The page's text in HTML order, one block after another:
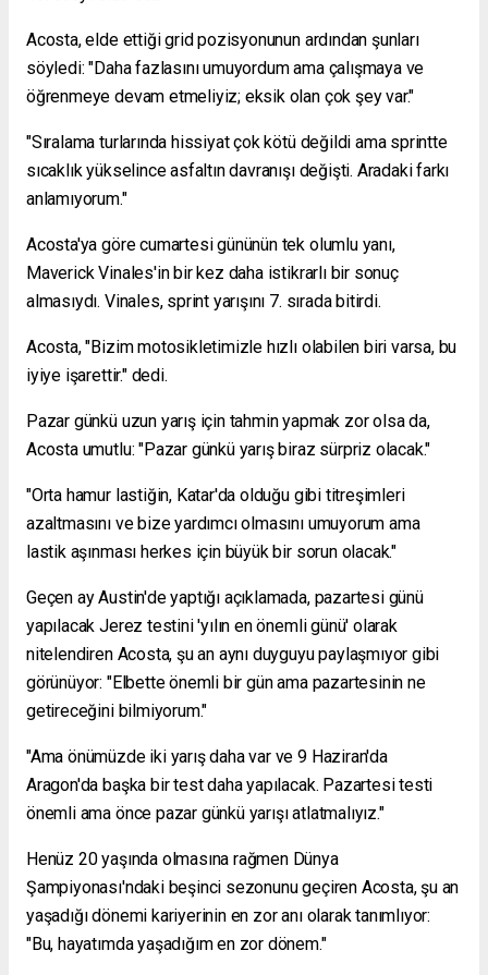
Acosta, elde ettiği grid pozisyonunun ardından şunları
söyledi: "Daha fazlasını umuyordum ama çalışmaya ve
öğrenmeye devam etmeliyiz; eksik olan çok şey var."
"Sıralama turlarında hissiyat çok kötü değildi ama sprintte
sıcaklık yükselince asfaltın davranışı değişti. Aradaki farkı
anlamıyorum."
Acosta'ya göre cumartesi gününün tek olumlu yanı,
Maverick Vinales'in bir kez daha istikrarlı bir sonuç
almasıydı. Vinales, sprint yarışını 7. sırada bitirdi.
Acosta, "Bizim motosikletimizle hızlı olabilen biri varsa, bu
iyiye işarettir." dedi.
Pazar günkü uzun yarış için tahmin yapmak zor olsa da,
Acosta umutlu: "Pazar günkü yarış biraz sürpriz olacak."
"Orta hamur lastiğin, Katar'da olduğu gibi titreşimleri
azaltmasını ve bize yardımcı olmasını umuyorum ama
lastik aşınması herkes için büyük bir sorun olacak."
Geçen ay Austin'de yaptığı açıklamada, pazartesi günü
yapılacak Jerez testini 'yılın en önemli günü' olarak
nitelendiren Acosta, şu an aynı duyguyu paylaşmıyor gibi
görünüyor: "Elbette önemli bir gün ama pazartesinin ne
getireceğini bilmiyorum."
"Ama önümüzde iki yarış daha var ve 9 Haziran'da
Aragon'da başka bir test daha yapılacak. Pazartesi testi
önemli ama önce pazar günkü yarışı atlatmalıyız."
Henüz 20 yaşında olmasına rağmen Dünya
Şampiyonası'ndaki beşinci sezonunu geçiren Acosta, şu an
yaşadığı dönemi kariyerinin en zor anı olarak tanımlıyor:
"Bu, hayatımda yaşadığım en zor dönem."